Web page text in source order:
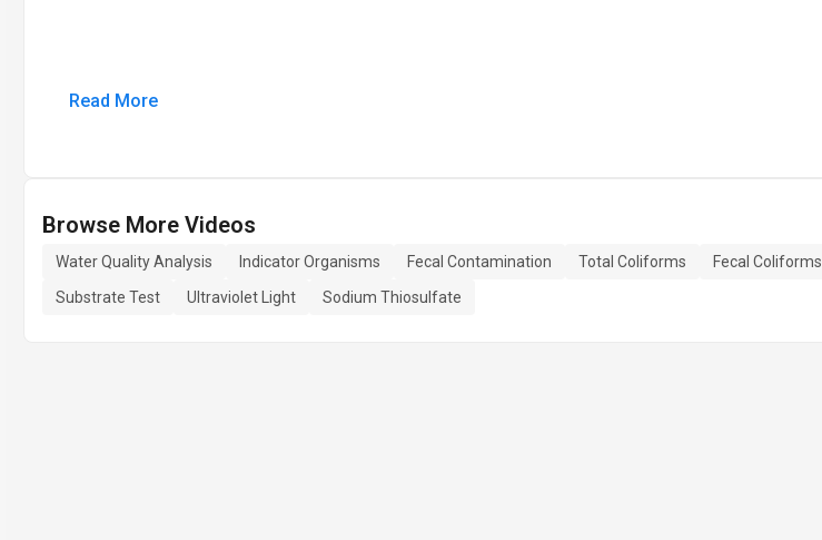
Read More
Browse More Videos
Water Quality Analysis Indicator Organisms Fecal Contamination Total Coliforms Fecal Coliforms
Substrate Test
Ultraviolet Light Sodium Thiosulfate